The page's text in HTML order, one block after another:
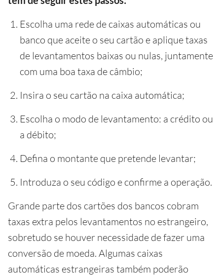
Escolha uma rede de caixas automáticas ou
banco que aceite o seu cartão e aplique taxas
de levantamentos baixas ou nulas, juntamente
com uma boa taxa de câmbio;
Insira o seu cartão na caixa automática;
Escolha o modo de levantamento: a crédito ou
a débito;
Defina o montante que pretende levantar;
Introduza o seu código e confirme a operação.
Grande parte dos cartões dos bancos cobram
taxas extra pelos levantamentos no estrangeiro,
sobretudo se houver necessidade de fazer uma
conversão de moeda. Algumas caixas
automáticas estrangeiras também poderão